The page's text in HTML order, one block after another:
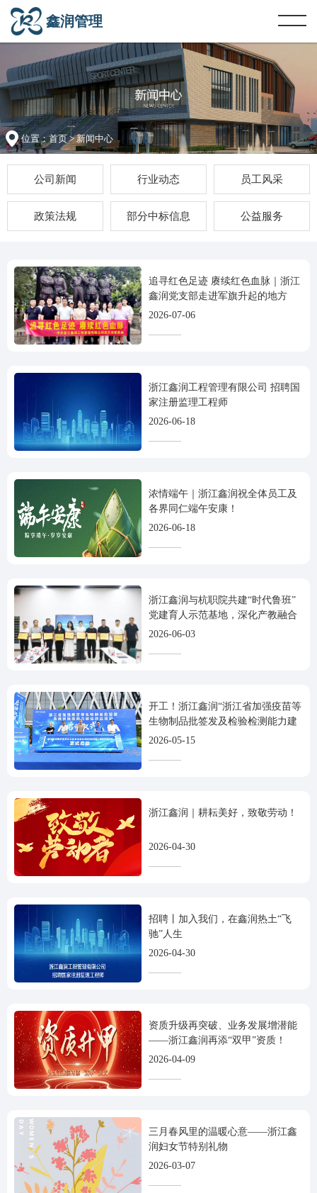
鑫润管理
位置：首页> 新闻中心
公司新闻 行业动态 员工风采
政策法规 部分中标信息 公益服务
追寻红色足迹 赓续红色血脉｜浙江
鑫润党支部走进军旗升起的地方
2026-07-06
浙江鑫润工程管理有限公司 招聘国
家注册监理工程师
2026-06-18
浓情端午｜浙江鑫润祝全体员工及
各界同仁端午安康！
2026-06-18
浙江鑫润与杭职院共建“时代鲁班”
党建育人示范基地，深化产教融合
2026-06-03
开工！浙江鑫润“浙江省加强疫苗等
生物制品批签发及检验检测能力建
设改造项目”正式启动，为省质检强
2026-05-15
浙江鑫润｜耕耘美好，致敬劳动！
2026-04-30
招聘丨加入我们，在鑫润热土“飞
驰”人生
2026-04-30
资质升级再突破、业务发展增潜能
——浙江鑫润再添“双甲”资质！
2026-04-09
三月春风里的温暖心意——浙江鑫
润妇女节特别礼物
2026-03-07